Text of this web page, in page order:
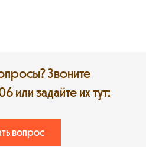
Звоните
или задайте их тут:
вопрос